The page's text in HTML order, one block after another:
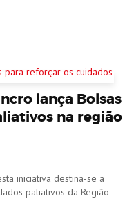
lança Bolsas
na região
iniciativa destina-se a
paliativos da Região